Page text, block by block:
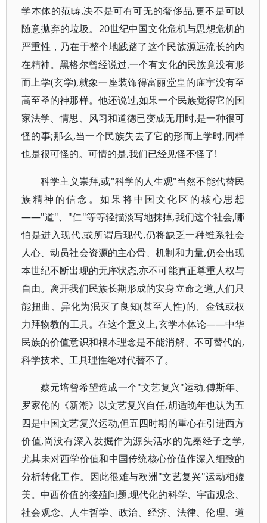
学本体的范畴,决不是可有可无的奢侈品,更不是可以
随意抛弃的垃圾。20世纪中国文化危机与思想危机的
严重性，乃在于整个地践踏了这个民族源远流长的内
在精神。黑格尔曾经说过,一个有文化的民族竟没有形
而上学(玄学),就象一座装饰得富丽堂皇的庙宇没有至
高至圣的神那样。他还说过,如果一个民族觉得它的国
家法学、情思、风习和道德已变成无用时,是一种很可
怪的事;那么,当一个民族失去了它的形而上学时,同样
也是很可怪的。可情的是,我们已经见怪不怪了!
科学主义崇拜,或"科学的人生观"当然不能代替民
族精神的信念。如果将中国文化区的核心思想
——"道"、"仁"等等轻描淡写地抹掉,我们这个社会,哪
怕是进入现代,或所谓后现代,仍将缺乏一种维系社会
人心、动员社会资源的主心骨、机制和力量,仍会出现
本世纪不断出现的无序状态,亦不可能真正尊重人权与
自由。离开我们民族长期形成的安身立命之道,人们只
能扭曲、异化为泯灭了良知(甚至人性)的、金钱或权
力拜物教的工具。在这个意义上,玄学本体论——中华
民族的价值意识和根本理念是不能消解、不可替代的,
科学技术、工具理性绝对代替不了。
蔡元培曾希望造成一个"文艺复兴"运动,傅斯年、
罗家伦的《新潮》以文艺复兴自任,胡适晚年也认为五
四是中国文艺复兴运动,但五四时期的重心在引进西方
价值,尚没有深入发掘作为源头活水的先秦经子之学,
尤其未对西学价值和中国传统核心价值作深入细致的
分析转化工作。因此很难与欧洲"文艺复兴"运动相媲
美。中西价值的接殖问题,现代化的科学、宇宙观念、
社会观念、人生哲学、政治、经济、法律、伦理、道